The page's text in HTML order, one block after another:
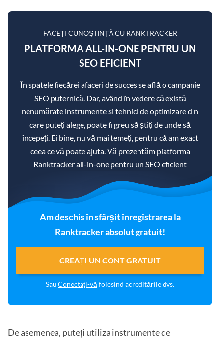
FACEȚI CUNOȘTINȚĂ CU RANKTRACKER
PLATFORMA ALL-IN-ONE PENTRU UN
SEO EFICIENT
În spatele fiecărei afaceri de succes se află o campanie
SEO puternică. Dar, având în vedere că există
nenumărate instrumente și tehnici de optimizare din
care puteți alege, poate fi greu să știți de unde să
începeți. Ei bine, nu vă mai temeți, pentru că am exact
ceea ce vă poate ajuta. Vă prezentăm platforma
Ranktracker all-in-one pentru un SEO eficient
Am deschis în sfârșit înregistrarea la
Ranktracker absolut gratuit!
CREAȚI UN CONT GRATUIT
Sau Conectați-vă folosind acreditările dvs.
De asemenea, puteți utiliza instrumente de